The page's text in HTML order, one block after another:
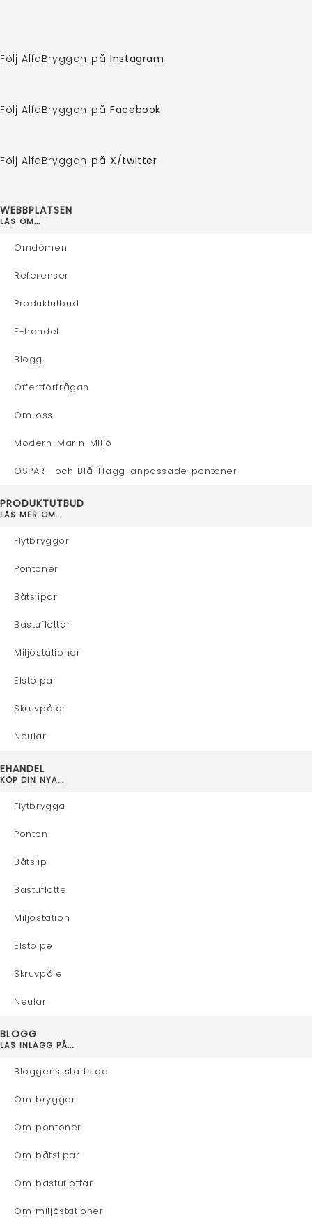
Följ AlfaBryggan på Instagram
Följ AlfaBryggan på Facebook
Följ AlfaBryggan på X/twitter
WEBBPLATSEN
LÄS OM...
Omdömen
Referenser
Produktutbud
E-handel
Blogg
Offertförfrågan
Om oss
Modern-Marin-Miljö
OSPAR- och Blå-Flagg-anpassade pontoner
PRODUKTUTBUD
LÄS MER OM...
Flytbryggor
Pontoner
Båtslipar
Bastuflottar
Miljöstationer
Elstolpar
Skruvpålar
Neular
EHANDEL
KÖP DIN NYA...
Flytbrygga
Ponton
Båtslip
Bastuflotte
Miljöstation
Elstolpe
Skruvpåle
Neular
BLOGG
LÄS INLÄGG PÅ...
Bloggens startsida
Om bryggor
Om pontoner
Om båtslipar
Om bastuflottar
Om miljöstationer